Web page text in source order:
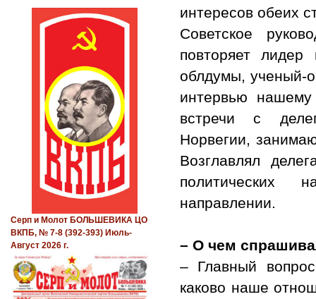
интересов обеих
Советское
повторяет лидер
облдумы, ученый-
интервью нашему
встречи с
Норвегии,
Возглавлял
политических
направлении.
– О чем
– Главный
каково наше
Серп и Молот БОЛЬШЕВИКА ЦО
ВКПБ, № 7-8 (392-393) Июль-
Август 2026 г.